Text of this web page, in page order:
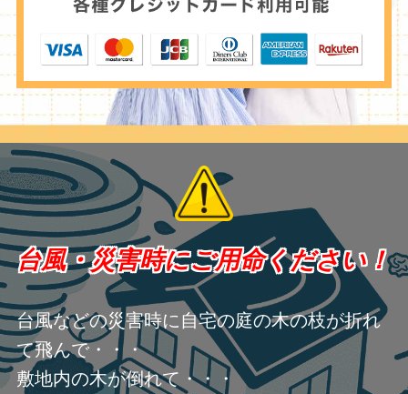
台風・災害時にご用命ください！
台風などの災害時に自宅の庭の木の枝が折れ
て飛んで・・・
敷地内の木が倒れて・・・